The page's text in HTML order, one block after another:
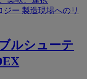
ジー 製造現場へのリ
ルシューテ